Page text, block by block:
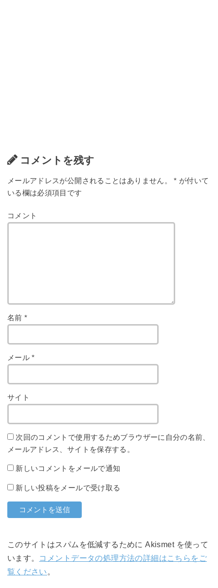
コメントを残す
メールアドレスが公開されることはありません。 * が付いて
いる欄は必須項目です
コメント
名前 *
メール*
サイト
次回のコメントで使用するためブラウザーに自分の名前、
メールアドレス、サイトを保存する。
新しいコメントをメールで通知
新しい投稿をメールで受け取る
このサイトはスパムを低減するために Akismet を使って
います。 コメントデータの処理方法の詳細はこちらをご
覧ください 。